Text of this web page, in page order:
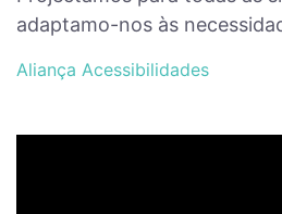
adaptamo-nos às
Aliança Acessibilidades